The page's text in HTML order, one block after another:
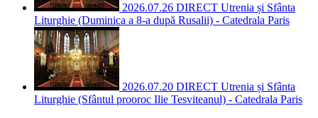
2026.07.26 DIRECT Utrenia și Sfânta
Liturghie (Duminica a 8-a după Rusalii) - Catedrala Paris
2026.07.20 DIRECT Utrenia și Sfânta
Liturghie (Sfântul prooroc Ilie Tesviteanul) - Catedrala Paris